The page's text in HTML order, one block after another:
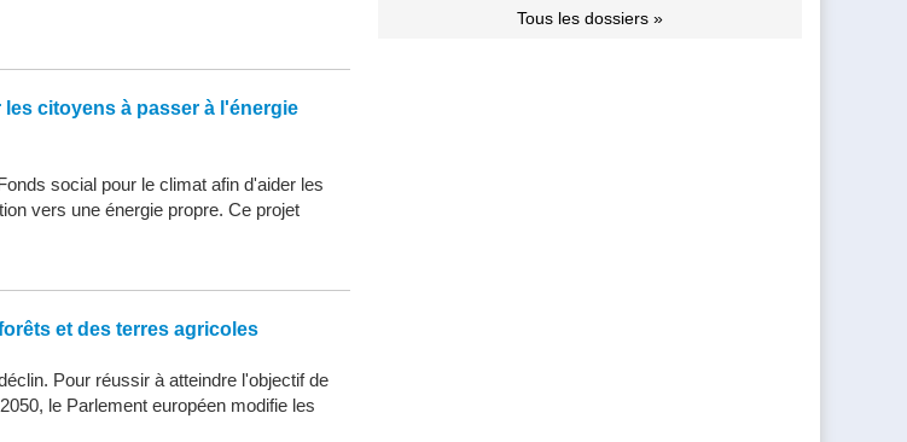
citoyens à passer à l'énergie
social pour le climat afin d'aider les
vers une énergie propre. Ce projet
et des terres agricoles
Pour réussir à atteindre l'objectif de
le Parlement européen modifie les
Tous les dossiers »